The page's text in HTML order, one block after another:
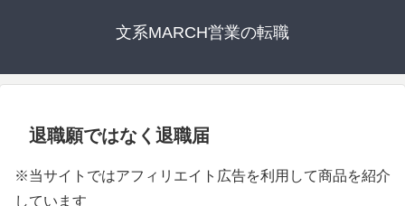
文系MARCH営業の転職
退職願ではなく退職届
※当サイトではアフィリエイト広告を利用して商品を紹介
しています